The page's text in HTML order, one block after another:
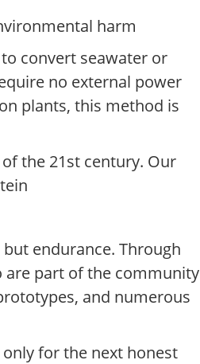
harm
convert seawater or
no external power
plants, this method is
the 21st century. Our
endurance. Through
are part of the community
and numerous
for the next honest